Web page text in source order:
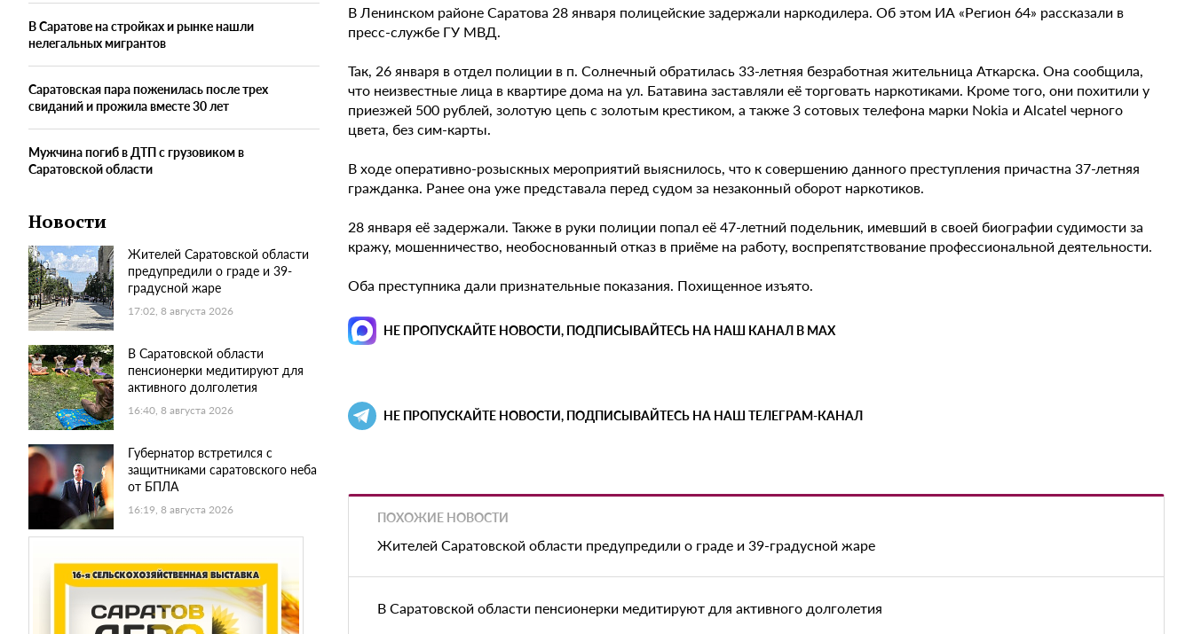
В Саратове на стройках и рынке нашли
нелегальных мигрантов
Саратовская пара поженилась после трех
свиданий и прожила вместе 30 лет
Мужчина погиб в ДТП с грузовиком в
Саратовской области
Новости
Жителей Саратовской области
предупредили о граде и 39-
градусной жаре
17:02, 8 августа 2026
В Саратовской области
пенсионерки медитируют для
активного долголетия
16:40, 8 августа 2026
Губернатор встретился с
защитниками саратовского неба
от БПЛА
16:19, 8 августа 2026
В Ленинском районе Саратова 28 января полицейские задержали наркодилера. Об этом ИА «Регион 64» рассказали в
пресс-службе ГУ МВД.
Так, 26 января в отдел полиции в п. Солнечный обратилась 33-летняя безработная жительница Аткарска. Она сообщила,
что неизвестные лица в квартире дома на ул. Батавина заставляли её торговать наркотиками. Кроме того, они похитили у
приезжей 500 рублей, золотую цепь с золотым крестиком, а также 3 сотовых телефона марки Nokia и Alcatel черного
цвета, без сим-карты.
В ходе оперативно-розыскных мероприятий выяснилось, что к совершению данного преступления причастна 37-летняя
гражданка. Ранее она уже представала перед судом за незаконный оборот наркотиков.
28 января её задержали. Также в руки полиции попал её 47-летний подельник, имевший в своей биографии судимости за
кражу, мошенничество, необоснованный отказ в приёме на работу, воспрепятствование профессиональной деятельности.
Оба преступника дали признательные показания. Похищенное изъято.
НЕ ПРОПУСКАЙТЕ НОВОСТИ, ПОДПИСЫВАЙТЕСЬ НА НАШ КАНАЛ В MAX
НЕ ПРОПУСКАЙТЕ НОВОСТИ, ПОДПИСЫВАЙТЕСЬ НА НАШ ТЕЛЕГРАМ-КАНАЛ
ПОХОЖИЕ НОВОСТИ
Жителей Саратовской области предупредили о граде и 39-градусной жаре
В Саратовской области пенсионерки медитируют для активного долголетия